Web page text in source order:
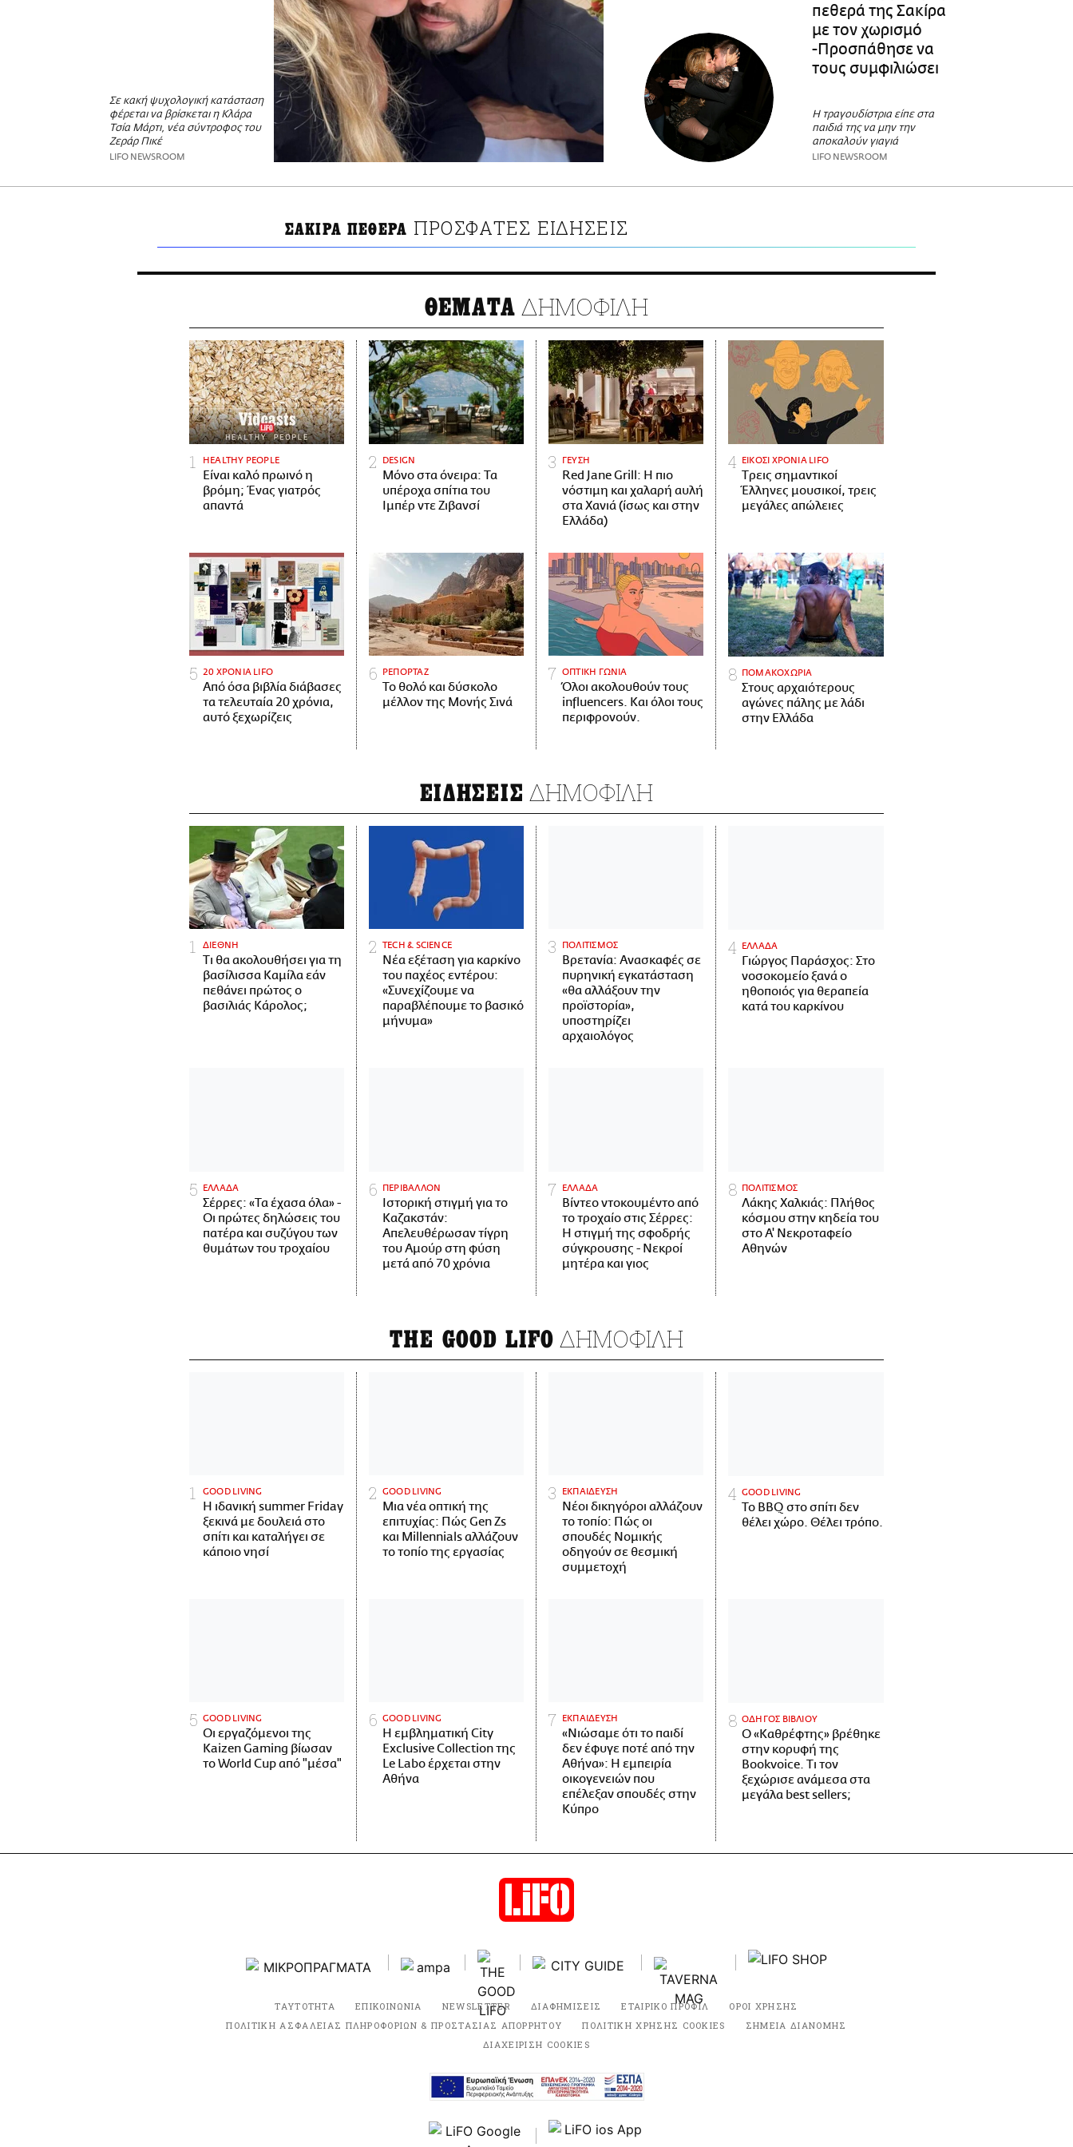
Σε κακή ψυχολογική κατάσταση
φέρεται να βρίσκεται η Κλάρα
Τσία Μάρτι, νέα σύντροφος του
Ζεράρ Πικέ
LIFO NEWSROOM
πεθερά της Σακίρα
με τον χωρισμό
-Προσπάθησε να
τους συμφιλιώσει
Η τραγουδίστρια είπε στα
παιδιά της να μην την
αποκαλούν γιαγιά
LIFO NEWSROOM
ΣΑΚΙΡΑ ΠΕΘΕΡΑ ΠΡΟΣΦΑΤΕΣ ΕΙΔΗΣΕΙΣ
ΘΕΜΑΤΑ ΔΗΜΟΦΙΛΗ
HEALTHY PEOPLE
Είναι καλό πρωινό η
βρόμη; Ένας γιατρός
απαντά
DESIGN
Μόνο στα όνειρα: Τα
υπέροχα σπίτια του
Ιμπέρ ντε Ζιβανσί
ΓΕΥΣΗ
Red Jane Grill: Η πιο
νόστιμη και χαλαρή αυλή
στα Χανιά (ίσως και στην
Ελλάδα)
ΕΙΚΟΣΙ ΧΡΟΝΙΑ LIFO
Tρεις σημαντικοί
Έλληνες μουσικοί, τρεις
μεγάλες απώλειες
20 ΧΡΟΝΙΑ LIFO
Από όσα βιβλία διάβασες
τα τελευταία 20 χρόνια,
αυτό ξεχωρίζεις
ΡΕΠΟΡΤΑΖ
Το θολό και δύσκολο
μέλλον της Μονής Σινά
ΟΠΤΙΚΗ ΓΩΝΙΑ
Όλοι ακολουθούν τους
influencers. Και όλοι τους
περιφρονούν.
ΠΟΜΑΚΟΧΩΡΙΑ
Στους αρχαιότερους
αγώνες πάλης με λάδι
στην Ελλάδα
ΕΙΔΗΣΕΙΣ ΔΗΜΟΦΙΛΗ
ΔΙΕΘΝΗ
Τι θα ακολουθήσει για τη
βασίλισσα Καμίλα εάν
πεθάνει πρώτος ο
βασιλιάς Κάρολος;
ΤECH & SCIENCE
Νέα εξέταση για καρκίνο
του παχέος εντέρου:
«Συνεχίζουμε να
παραβλέπουμε το βασικό
μήνυμα»
ΠΟΛΙΤΙΣΜΟΣ
Βρετανία: Ανασκαφές σε
πυρηνική εγκατάσταση
«θα αλλάξουν την
προϊστορία»,
υποστηρίζει
αρχαιολόγος
ΕΛΛΑΔΑ
Γιώργος Παράσχος: Στο
νοσοκομείο ξανά ο
ηθοποιός για θεραπεία
κατά του καρκίνου
ΕΛΛΑΔΑ
Σέρρες: «Τα έχασα όλα» -
Οι πρώτες δηλώσεις του
πατέρα και συζύγου των
θυμάτων του τροχαίου
ΠΕΡΙΒΑΛΛΟΝ
Ιστορική στιγμή για το
Καζακστάν:
Απελευθέρωσαν τίγρη
του Αμούρ στη φύση
μετά από 70 χρόνια
ΕΛΛΑΔΑ
Βίντεο ντοκουμέντο από
το τροχαίο στις Σέρρες:
Η στιγμή της σφοδρής
σύγκρουσης - Νεκροί
μητέρα και γιος
ΠΟΛΙΤΙΣΜΟΣ
Λάκης Χαλκιάς: Πλήθος
κόσμου στην κηδεία του
στο Α' Νεκροταφείο
Αθηνών
THE GOOD LIFO ΔΗΜΟΦΙΛΗ
GOOD LIVING
Η ιδανική summer Friday
ξεκινά με δουλειά στο
σπίτι και καταλήγει σε
κάποιο νησί
GOOD LIVING
Μια νέα οπτική της
επιτυχίας: Πώς Gen Zs
και Millennials αλλάζουν
το τοπίο της εργασίας
ΕΚΠΑΙΔΕΥΣΗ
Νέοι δικηγόροι αλλάζουν
το τοπίο: Πώς οι
σπουδές Νομικής
οδηγούν σε θεσμική
συμμετοχή
GOOD LIVING
Το BBQ στο σπίτι δεν
θέλει χώρο. Θέλει τρόπο.
GOOD LIVING
Οι εργαζόμενοι της
Kaizen Gaming βίωσαν
το World Cup από "μέσα"
GOOD LIVING
Η εμβληματική City
Exclusive Collection της
Le Labo έρχεται στην
Αθήνα
ΕΚΠΑΙΔΕΥΣΗ
«Νιώσαμε ότι το παιδί
δεν έφυγε ποτέ από την
Αθήνα»: Η εμπειρία
οικογενειών που
επέλεξαν σπουδές στην
Κύπρο
ΟΔΗΓΟΣ ΒΙΒΛΙΟΥ
Ο «Καθρέφτης» βρέθηκε
στην κορυφή της
Bookvoice. Τι τον
ξεχώρισε ανάμεσα στα
μεγάλα best sellers;
ΤΑΥΤΟΤΗΤΑ ΕΠΙΚΟΙΝΩΝΙΑ NEWSLETTER ΔΙΑΦΗΜΙΣΕΙΣ ΕΤΑΙΡΙΚΟ ΠΡΟΦΙΛ
ΟΡΟΙ ΧΡΗΣΗΣ
ΠΟΛΙΤΙΚΗ ΑΣΦΑΛΕΙΑΣ ΠΛΗΡΟΦΟΡΙΩΝ & ΠΡΟΣΤΑΣΙΑΣ ΑΠΟΡΡΗΤΟΥ
ΠΟΛΙΤΙΚΗ ΧΡΗΣΗΣ COOKIES
ΣΗΜΕΙΑ ΔΙΑΝΟΜΗΣ
ΔΙΑΧΕΙΡΙΣΗ COOKIES